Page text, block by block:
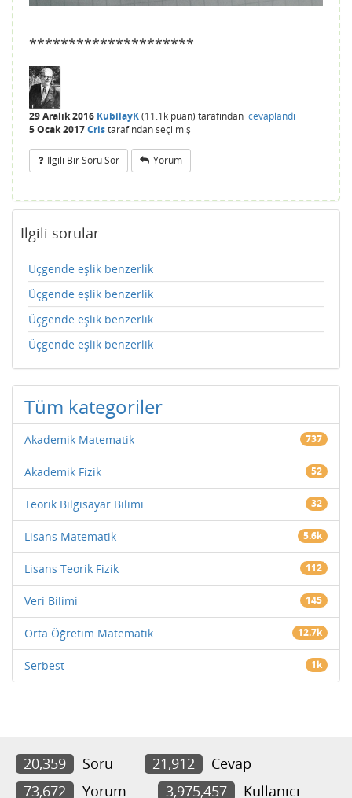
*********************
29 Aralık 2016 KubilayK(11.1k puan) tarafından cevaplandı
5 Ocak 2017Cristarafındanseçilmiş
Ilgili Bir Soru Sor Yorum
İlgili sorular
Üçgende eşlik benzerlik
Üçgende eşlik benzerlik
Üçgende eşlik benzerlik
Üçgende eşlik benzerlik
Tüm kategoriler
Akademik Matematik 737
Akademik Fizik 52
Teorik Bilgisayar Bilimi 32
Lisans Matematik 5.6k
Lisans Teorik Fizik 112
Veri Bilimi 145
Orta Öğretim Matematik 12.7k
Serbest 1k
20,359 Soru 21,912
Cevap
73,672
Yorum 3,975,457 Kullanıcı